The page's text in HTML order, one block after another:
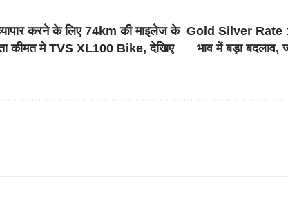
करने के लिए 74km की माइलेज के
कीमत मे TVS XL100 Bike, देखिए
Gold Silver Rate
भाव में बड़ा बदलाव,